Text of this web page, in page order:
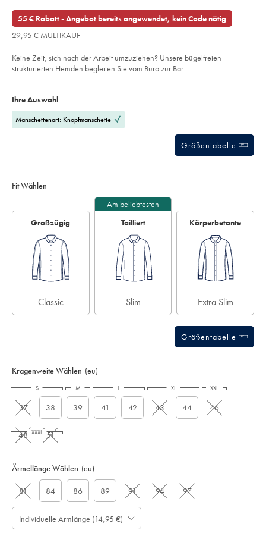
hemd-
mit-
winkelmuster-
-
sourceCode=dmdefault
84,95
€
29,95
€
out
of
55 € Rabatt - Angebot bereits angewendet, kein Code nötig
29,95 € MULTIKAUF
Keine Zeit, sich nach der Arbeit umzuziehen? Unsere bügelfreien
strukturierten Hemden begleiten Sie vom Büro zur Bar.
Actions
cart
Ihre Auswahl
Manschettenart: Knopfmanschette
Größentabelle
Fit Wählen
Großzügig
Classic
Am beliebtesten
Tailliert
Slim
Körperbetonte
Extra Slim
Größentabelle
Kragenweite Wählen (eu)
37 38 39 41 42 43 44 46
48 51
S M L XL XXL
XXXL
Ärmellänge Wählen (eu)
81 84 86 89 91 94 97
Individuelle Armlänge (14,95 €)